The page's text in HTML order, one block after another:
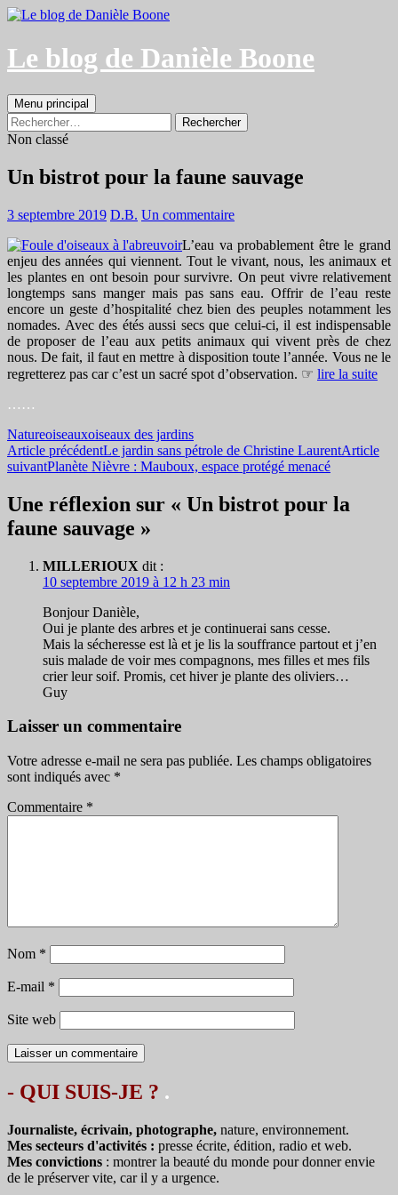
Aller
contenu
Le blog de Danièle Boone
Recherche
Menu principal
Rechercher :
Non classé
Un bistrot pour la faune sauvage
3 septembre 2019 D.B. Un commentaire
L’eau va probablement être le grand
enjeu des années qui viennent. Tout le vivant, nous, les animaux et
les plantes en ont besoin pour survivre. On peut vivre relativement
longtemps sans manger mais pas sans eau. Offrir de l’eau reste
encore un geste d’hospitalité chez bien des peuples notamment les
nomades. Avec des étés aussi secs que celui-ci, il est indispensable
de proposer de l’eau aux petits animaux qui vivent près de chez
nous. De fait, il faut en mettre à disposition toute l’année. Vous ne le
regretterez pas car c’est un sacré spot d’observation. ☞ lire la suite
……
Natureoiseauxoiseaux des jardins
Navigation
des
articles
Article précédentLe jardin sans pétrole de Christine LaurentArticle
suivantPlanète Nièvre : Mauboux, espace protégé menacé
Une réflexion sur « Un bistrot pour la
faune sauvage »
MILLERIOUX dit :
10 septembre 2019 à 12 h 23 min
Bonjour Danièle,
Oui je plante des arbres et je continuerai sans cesse.
Mais la sécheresse est là et je lis la souffrance partout et j’en
suis malade de voir mes compagnons, mes filles et mes fils
crier leur soif. Promis, cet hiver je plante des oliviers…
Guy
Laisser un commentaire
Votre adresse e-mail ne sera pas publiée. Les champs obligatoires
sont indiqués avec *
Commentaire *
Nom *
E-mail *
Site web
- QUI SUIS-JE ? .
Journaliste, écrivain, photographe, nature, environnement.
Mes secteurs d'activités : presse écrite, édition, radio et web.
Mes convictions : montrer la beauté du monde pour donner envie
de le préserver vite, car il y a urgence.